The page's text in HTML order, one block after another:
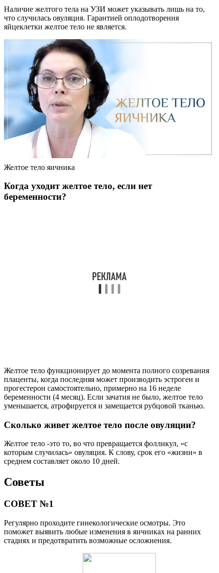
Наличие желтого тела на УЗИ может указывать лишь на то,
что случилась овуляция. Гарантией оплодотворения
яйцеклетки желтое тело не является.
Желтое тело яичника
Когда уходит желтое тело, если нет
беременности?
Желтое тело функционирует до момента полного созревания
плаценты, когда последняя может производить эстроген и
прогестерон самостоятельно, примерно на 16 неделе
беременности (4 месяц). Если зачатия не было, желтое тело
уменьшается, атрофируется и замещается рубцовой тканью.
Сколько живет желтое тело после овуляции?
Желтое тело -это то, во что превращается фолликул, «с
которым случилась» овуляция. К слову, срок его «жизни» в
среднем составляет около 10 дней.
Советы
СОВЕТ №1
Регулярно проходите гинекологические осмотры. Это
поможет выявить любые изменения в яичниках на ранних
стадиях и предотвратить возможные осложнения.